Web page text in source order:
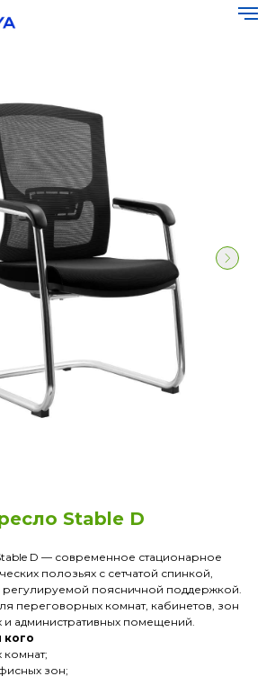
Stable D
D — современное стационарное
полозьях с сетчатой спинкой,
регулируемой поясничной поддержкой.
переговорных комнат, кабинетов, зон
и административных помещений.
кого
зон;